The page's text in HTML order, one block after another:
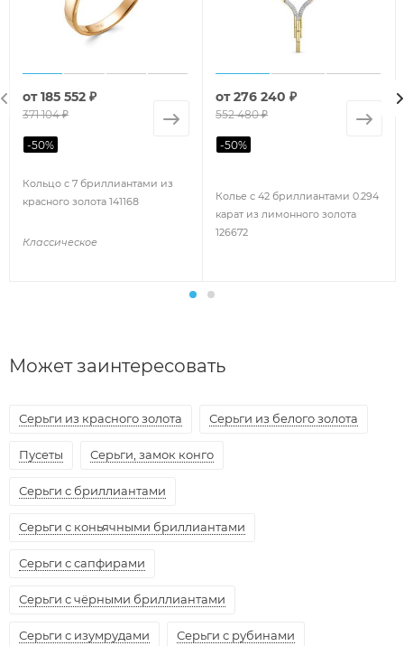
Кольцо с 7 бриллиантами из
красного золота 141168
Классическое
от185 552 ₽
371 104 ₽
-50%
Колье с 42 бриллиантами 0.294
карат из лимонного золота
126672
от276 240 ₽
552 480 ₽
-50%
Может заинтересовать
Серьги из красного золота Серьги из белого золота
Пусеты Серьги, замок конго
Серьги с бриллиантами
Серьги с коньячными бриллиантами
Серьги с сапфирами
Серьги с чёрными бриллиантами
Серьги с изумрудами Серьги с рубинами